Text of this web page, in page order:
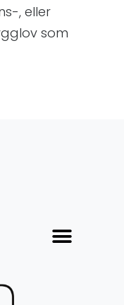
, eller
som